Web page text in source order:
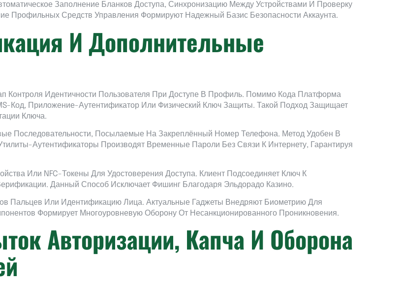
Заполнение Бланков Доступа, Синхронизацию Между Устройствами И Проверку
Профильных Средств Управления Формируют Надежный Базис Безопасности Аккаунта.
И Дополнительные
Контроля Идентичности Пользователя При Доступе В Профиль. Помимо Кода Платформа
Код, Приложение-Аутентификатор Или Физический Ключ Защиты. Такой Подход Защищает
Ключа.
Последовательности, Посылаемые На Закреплённый Номер Телефона. Метод Удобен В
Аутентификаторы Производят Временные Пароли Без Связи К Интернету, Гарантируя
Или NFC-Токены Для Удостоверения Доступа. Клиент Подсоединяет Ключ К
Данный Способ Исключает Фишинг Благодаря Эльдорадо Казино.
Пальцев Или Идентификацию Лица. Актуальные Гаджеты Внедряют Биометрию Для
Формирует Многоуровневую Оборону От Несанкционированного Проникновения.
Авторизации, Капча И Оборона